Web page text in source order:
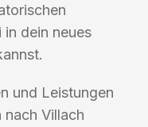
dein neues
und Leistungen
Villach